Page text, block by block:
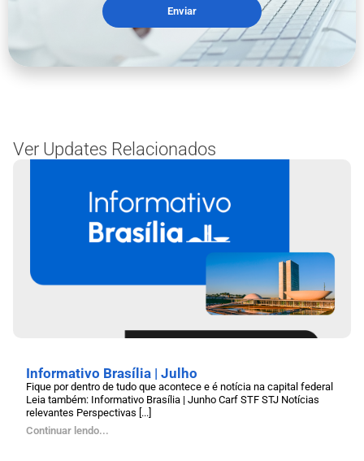
Enviar
Ver Updates Relacionados
Informativo Brasília | Julho
Fique por dentro de tudo que acontece e é notícia na capital federal
Leia também: Informativo Brasília | Junho Carf STF STJ Notícias
relevantes Perspectivas [...]
Continuar lendo...